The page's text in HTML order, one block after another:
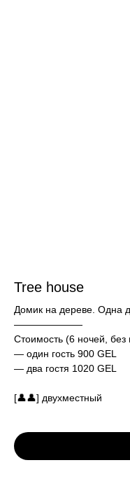
Tree house
Домик на дереве. Одна
———————
Стоимость (6 ночей, без
— один гость 900 GEL
— два гостя 1020 GEL
[👤👤] двухместный